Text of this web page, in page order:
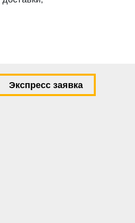
Экспресс заявка
от 27 июля 2006 г. N 152-ФЗ «О